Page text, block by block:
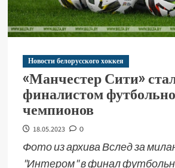
Новости белорусского хоккея
«Манчестер Сити»
финалистом
чемпионов
18.05.2023 0
Фото из архива Вслед за
"Интером" в финал